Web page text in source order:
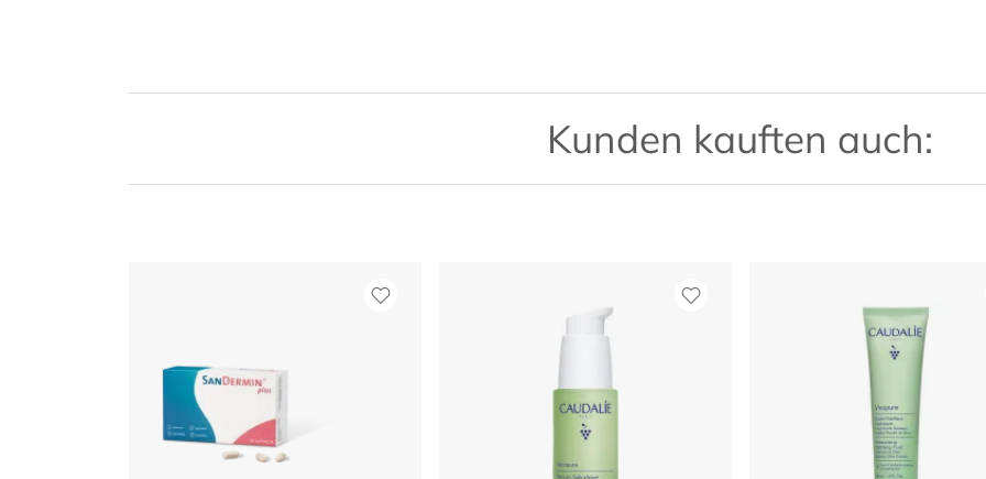
Kunden kauften auch: